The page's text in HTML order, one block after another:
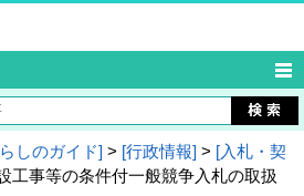
しのガイド] > [行政情報] > [入札・契
工事等の条件付一般競争入札の取扱